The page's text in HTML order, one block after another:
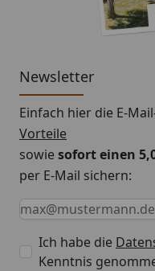
Newsletter
Einfach hier die E-
Vorteile
sowiesofort einen
per E-Mail sichern:
Keine Eingabe
Eingabe erforderlich
E-Mail *
Ich habe die
Kenntnis